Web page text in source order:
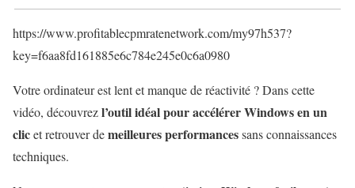
https://www.profitablecpmratenetwork.com/my97h537?
key=f6aa8fd161885e6c784e245e0c6a0980
Votre ordinateur est lent et manque de réactivité ? Dans cette
vidéo, découvrezl’outil idéal pour accélérer Windows en un
clicet retrouver demeilleures performancessans connaissances
techniques.